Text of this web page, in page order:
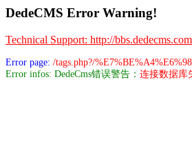
DedeCMS Error Warning!
Technical Support: http://bbs.dedecms.com
Error page: /tags.php?/
Error infos: DedeCms错误警告： 连接数据库